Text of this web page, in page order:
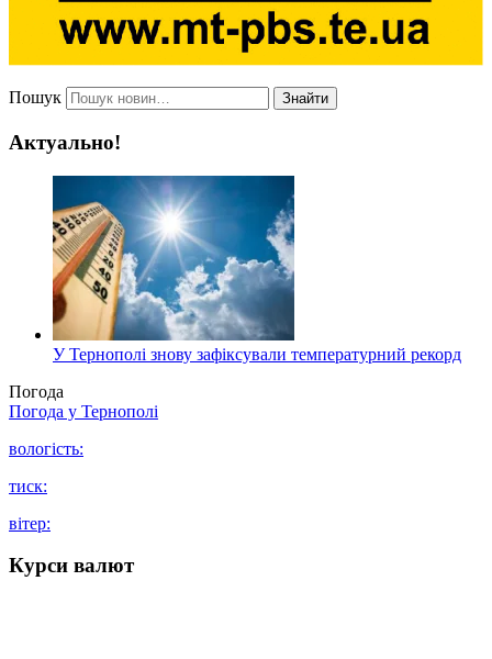
Пошук Знайти
Актуально!
У Тернополі знову зафіксували температурний рекорд
Погода
Погода у Тернополі
вологість:
тиск:
вітер:
Курси валют